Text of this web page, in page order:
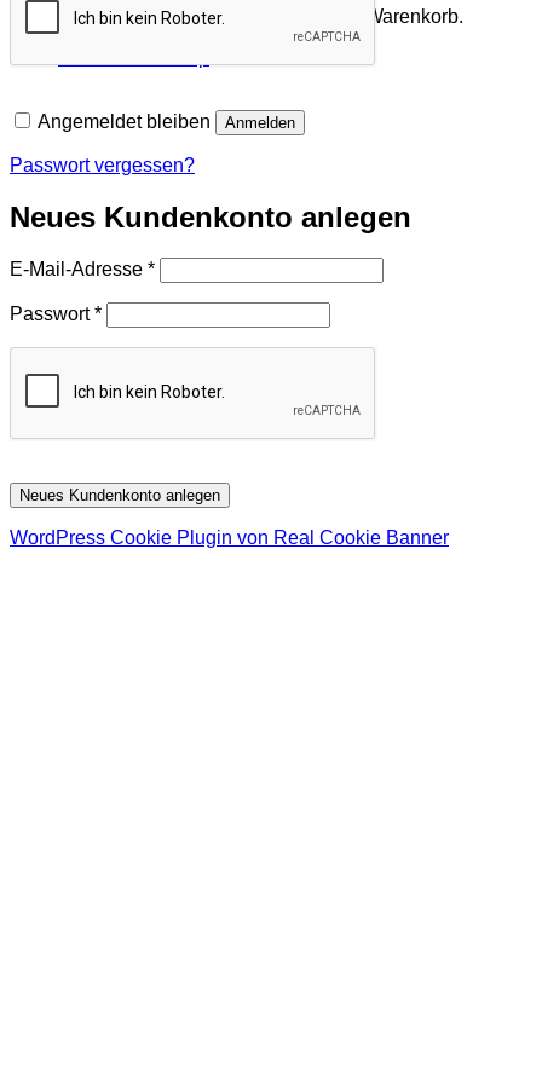
Es befinden sich keine Produkte im Warenkorb.
Angemeldet bleiben Anmelden
Passwort vergessen?
Neues Kundenkonto anlegen
E-Mail-Adresse *Erforderlich
Passwort*Erforderlich
Neues Kundenkonto anlegen
WordPress Cookie Plugin von Real Cookie Banner